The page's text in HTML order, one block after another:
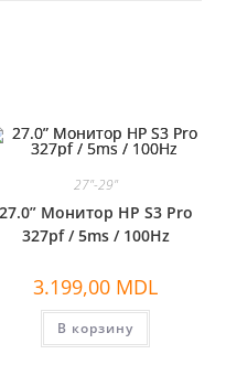
27"-29"
27.0” Монитор HP S3 Pro
327pf / 5ms / 100Hz
3.199,00 MDL
В корзину